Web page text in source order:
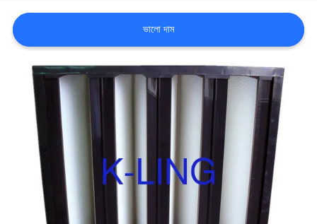
মামলা
সাইট
গোপনীয়তা
ভালো দাম